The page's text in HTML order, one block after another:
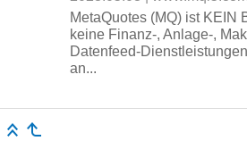
MetaQuotes (MQ) ist KEIN
keine Finanz-, Anlage-,
Datenfeed-
an...